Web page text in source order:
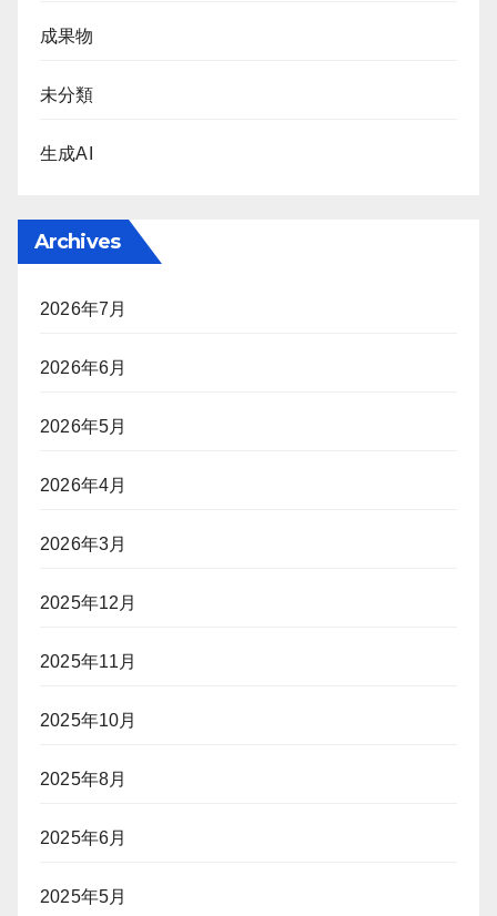
成果物
未分類
生成AI
Archives
2026年7月
2026年6月
2026年5月
2026年4月
2026年3月
2025年12月
2025年11月
2025年10月
2025年8月
2025年6月
2025年5月